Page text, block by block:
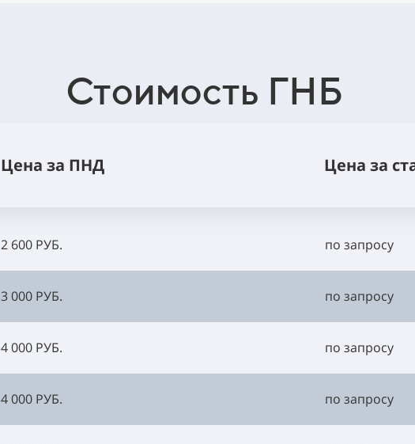
Стоимость ГНБ
Цена за ПНД Цена за
2 600 РУБ. по запросу
3 000 РУБ. по запросу
4 000 РУБ. по запросу
4 000 РУБ. по запросу